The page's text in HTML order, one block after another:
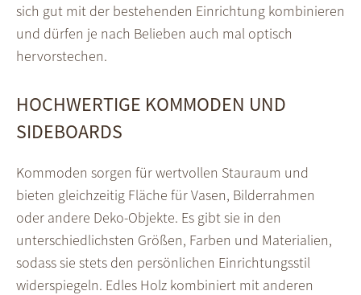
sich gut mit der bestehenden Einrichtung kombinieren
und dürfen je nach Belieben auch mal optisch
hervorstechen.
HOCHWERTIGE KOMMODEN UND
SIDEBOARDS
Kommoden sorgen für wertvollen Stauraum und
bieten gleichzeitig Fläche für Vasen, Bilderrahmen
oder andere Deko-Objekte. Es gibt sie in den
unterschiedlichsten Größen, Farben und Materialien,
sodass sie stets den persönlichen Einrichtungsstil
widerspiegeln. Edles Holz kombiniert mit anderen